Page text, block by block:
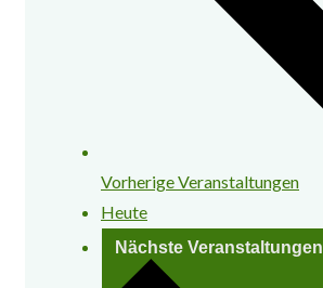
VorherigeVeranstaltungen
Heute
Nächste Veranstaltungen